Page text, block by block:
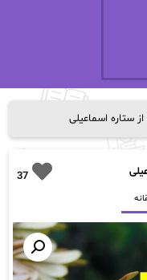
37